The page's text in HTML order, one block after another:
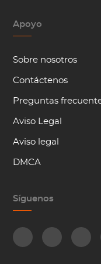
Apoyo
Sobre nosotros
Contáctenos
Preguntas
Aviso Legal
Aviso legal
DMCA
Síguenos